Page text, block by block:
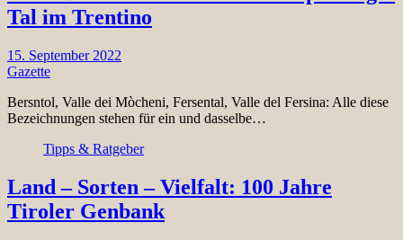
Tal im Trentino
15. September 2022
Gazette
Bersntol, Valle dei Mòcheni, Fersental, Valle del Fersina: Alle diese
Bezeichnungen stehen für ein und dasselbe…
Tipps & Ratgeber
Land – Sorten – Vielfalt: 100 Jahre
Tiroler Genbank